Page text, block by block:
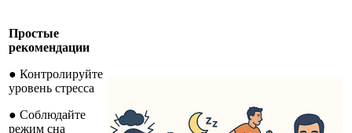
Простые
рекомендации
● Контролируйте
уровень стресса
● Соблюдайте
режим сна